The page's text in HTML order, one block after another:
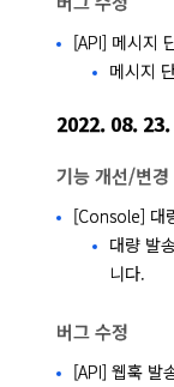
[API] 메시지
메시지
2022. 08. 23.
기능 개선/변경
[Console] 대
대량 발
니다.
버그 수정
[API] 웹훅 발